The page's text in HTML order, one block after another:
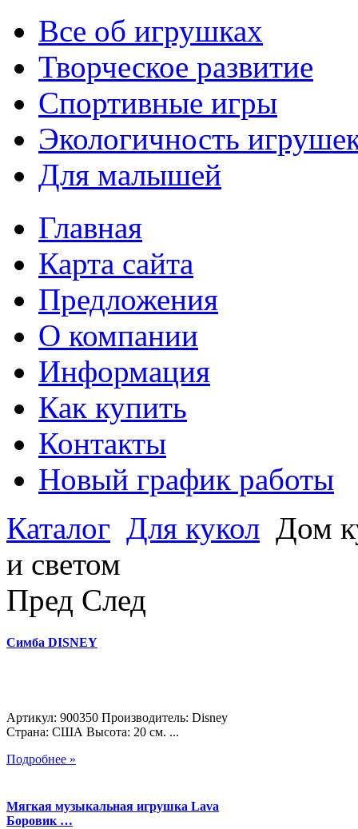
Все об игрушках
Творческое развитие
Спортивные игры
Экологичность
Для малышей
Главная
Карта сайта
Предложения
О компании
Информация
Как купить
Контакты
Новый график работы
Каталог Для кукол Дом
и светом
Пред След
Симба DISNEY
Артикул: 900350 Производитель: Disney
Страна: США Высота: 20 см. ...
Подробнее »
Мягкая музыкальная игрушка Lava
Боровик …